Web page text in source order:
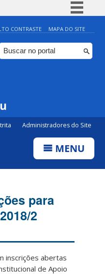
Simplifique!
Comunica BR
Participe
CONTRASTE MAPA DO SITE
Administradores do Site
MENU
para
2
inscrições abertas
de Apoio